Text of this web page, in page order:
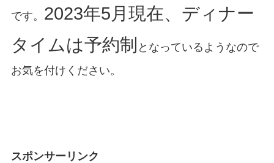
です。 2023年5月現在、ディナー
タイムは予約制 となっているようなので
お気を付けください。
スポンサーリンク